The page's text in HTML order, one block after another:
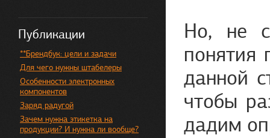
Публикации
**Брендбук: цели и задачи
Для чего нужны штабелеры
Особенности электронных
компонентов
Заряд радугой
Зачем нужна этикетка на
продукции? И нужна ли вообще?
Но, не
понятия
данной
чтобы
дадим